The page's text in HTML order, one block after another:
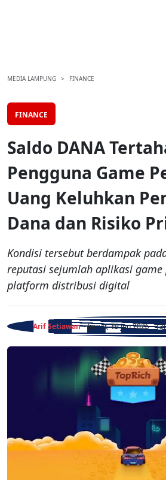
MEDIA LAMPUNG FINANCE
FINANCE
Saldo DANA
Pengguna Game
Uang Keluhkan
Dana dan Risiko
Kondisi tersebut berdampak
reputasi sejumlah aplikasi
platform distribusi digital
Arif Setiawan - Jumat, 19 Jun 2026 -